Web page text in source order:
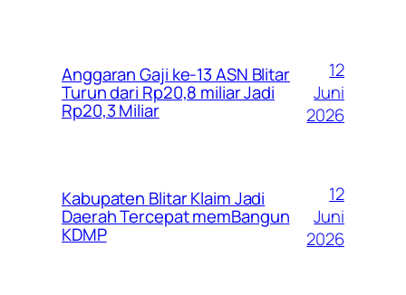
Anggaran Gaji ke-13 ASN Blitar
Turun dari Rp20,8 miliar Jadi
Rp20,3 Miliar
12
Juni
2026
Kabupaten Blitar Klaim Jadi
Daerah Tercepat memBangun
KDMP
12
Juni
2026